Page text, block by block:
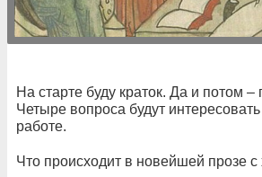
На старте буду краток. Да и потом –
Четыре вопроса будут
работе.
Что происходит в новейшей прозе с